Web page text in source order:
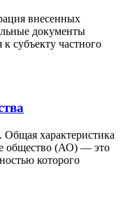
внесенных
документы
субъекту частного
характеристика
общество (АО) — это
которого